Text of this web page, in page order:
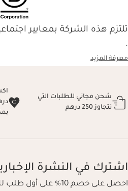
تلتزم هذه الشركة بمعايير
.
معرفة المزيد
شحن مجاني للطلبات التي
تتجاوز 250 درهم
اشترك في النشرة
احصل على خصم 10% على أول طلب لك